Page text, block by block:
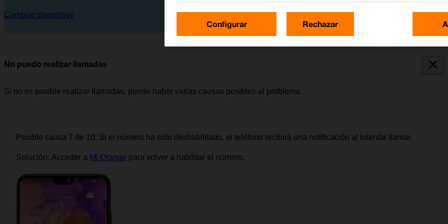
Cambiar dispositivo
No puedo realizar llamadas
Si no es posible realizar llamadas, puede haber varias causas posibles al problema.
Posible causa 7 de 10: Si el número ha sido deshabilitado, el teléfono recibirá una notificación al intentar llamar.
Solución: Acceder a Mi Orange para volver a habilitar el número.
Configurar Rechazar